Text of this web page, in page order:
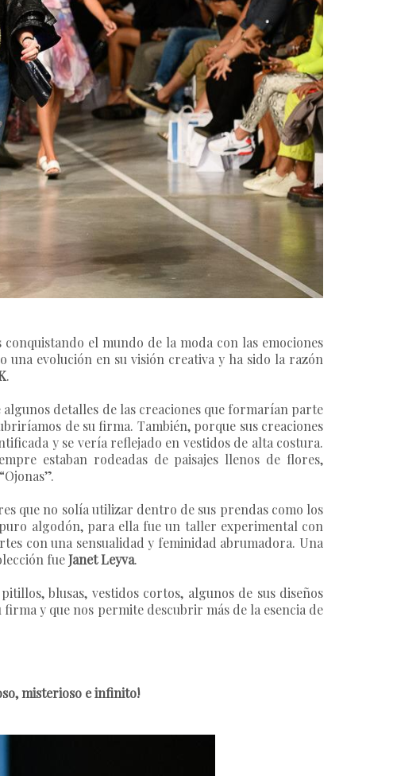
el mundo de la moda con las emociones
una evolución en su visión creativa y ha sido la razón
.
algunos detalles de las creaciones que formarían parte
de su firma. También, porque sus creaciones
y se vería reflejado en vestidos de alta costura.
estaban rodeadas de paisajes llenos de flores,
que no solía utilizar dentro de sus prendas como los
algodón, para ella fue un taller experimental con
con una sensualidad y feminidad abrumadora. Una
fueJanet Leyva.
blusas, vestidos cortos, algunos de sus diseños
y que nos permite descubrir más de la esencia de
misterioso e infinito!